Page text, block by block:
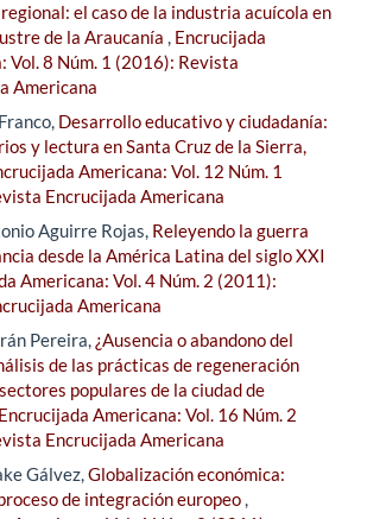
el caso de la industria acuícola en
de la Araucanía , Encrucijada
Vol. 8 Núm. 1 (2016): Revista
Americana
Desarrollo educativo y ciudadanía:
y lectura en Santa Cruz de la Sierra,
Americana: Vol. 12 Núm. 1
Encrucijada Americana
Aguirre Rojas, Releyendo la guerra
desde la América Latina del siglo XXI
Americana: Vol. 4 Núm. 2 (2011):
Americana
Pereira, ¿Ausencia o abandono del
de las prácticas de regeneración
populares de la ciudad de
Encrucijada Americana: Vol. 16 Núm. 2
Encrucijada Americana
Gálvez,Globalización económica:
de integración europeo,